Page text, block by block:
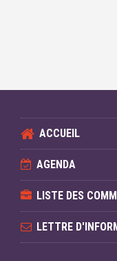
ACCUEIL
AGENDA
LISTE DES
LETTRE